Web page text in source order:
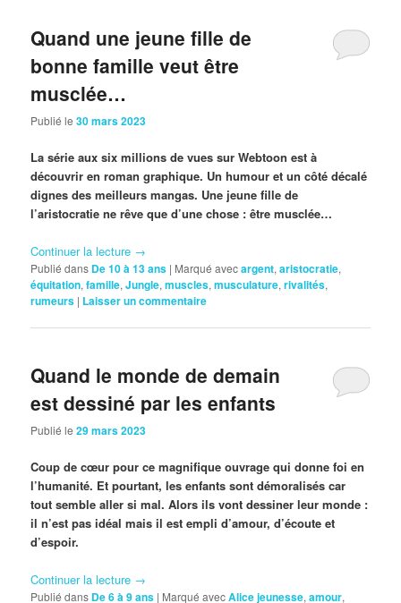
Quand une jeune fille de
bonne famille veut être
musclée…
Publié le30 mars 2023
La série aux six millions de vues sur Webtoon est à
découvrir en roman graphique. Un humour et un côté décalé
dignes des meilleurs mangas. Une jeune fille de
l’aristocratie ne rêve que d’une chose : être musclée…
Continuer la lecture →
Publié dans De 10 à 13 ans | Marqué avecargent,aristocratie,
équitation,famille,Jungle,muscles,musculature,rivalités,
rumeurs | Laisser un commentaire
Quand le monde de demain
est dessiné par les enfants
Publié le29 mars 2023
Coup de cœur pour ce magnifique ouvrage qui donne foi en
l’humanité. Et pourtant, les enfants sont démoralisés car
tout semble aller si mal. Alors ils vont dessiner leur monde :
il n’est pas idéal mais il est empli d’amour, d’écoute et
d’espoir.
Continuer la lecture →
Publié dans De 6 à 9 ans | Marqué avecAlice jeunesse,amour,